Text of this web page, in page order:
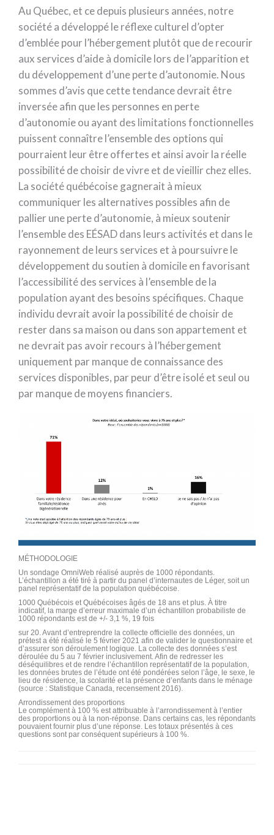
Au Québec, et ce depuis plusieurs années, notre
société a développé le réflexe culturel d’opter
d’emblée pour l’hébergement plutôt que de recourir
aux services d’aide à domicile lors de l’apparition et
du développement d’une perte d’autonomie. Nous
sommes d’avis que cette tendance devrait être
inversée afin que les personnes en perte
d’autonomie ou ayant des limitations fonctionnelles
puissent connaître l’ensemble des options qui
pourraient leur être offertes et ainsi avoir la réelle
possibilité de choisir de vivre et de vieillir chez elles.
La société québécoise gagnerait à mieux
communiquer les alternatives possibles afin de
pallier une perte d’autonomie, à mieux soutenir
l’ensemble des EÉSAD dans leurs activités et dans le
rayonnement de leurs services et à poursuivre le
développement du soutien à domicile en favorisant
l’accessibilité des services à l’ensemble de la
population ayant des besoins spécifiques. Chaque
individu devrait avoir la possibilité de choisir de
rester dans sa maison ou dans son appartement et
ne devrait pas avoir recours à l’hébergement
uniquement par manque de connaissance des
services disponibles, par peur d’être isolé et seul ou
par manque de moyens financiers.
MÉTHODOLOGIE
Un sondage OmniWeb réalisé auprès de 1000 répondants.
L’échantillon a été tiré à partir du panel d’internautes de Léger, soit un
panel représentatif de la population québécoise.
1000 Québécois et Québécoises âgés de 18 ans et plus. À titre
indicatif, la marge d’erreur maximale d’un échantillon probabiliste de
1000 répondants est de +/- 3,1 %, 19 fois
sur 20. Avant d’entreprendre la collecte officielle des données, un
prétest a été réalisé le 5 février 2021 afin de valider le questionnaire et
d’assurer son déroulement logique. La collecte des données s’est
déroulée du 5 au 7 février inclusivement. Afin de redresser les
déséquilibres et de rendre l’échantillon représentatif de la population,
les données brutes de l’étude ont été pondérées selon l’âge, le sexe, le
lieu de résidence, la scolarité et la présence d’enfants dans le ménage
(source : Statistique Canada, recensement 2016).
Arrondissement des proportions
Le complément à 100 % est attribuable à l’arrondissement à l’entier
des proportions ou à la non-réponse. Dans certains cas, les répondants
pouvaient fournir plus d’une réponse. Les totaux présentés à ces
questions sont par conséquent supérieurs à 100 %.